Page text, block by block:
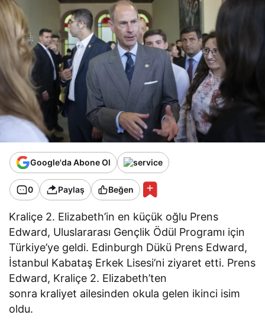
Google'da Abone Ol
0 Paylaş Beğen
Kraliçe 2. Elizabeth’in en küçük oğlu Prens
Edward, Uluslararası Gençlik Ödül Programı için
Türkiye’ye geldi. Edinburgh Dükü Prens Edward,
İstanbul Kabataş Erkek Lisesi’ni ziyaret etti. Prens
Edward, Kraliçe 2. Elizabeth’ten
sonra kraliyet ailesinden okula gelen ikinci isim
oldu.